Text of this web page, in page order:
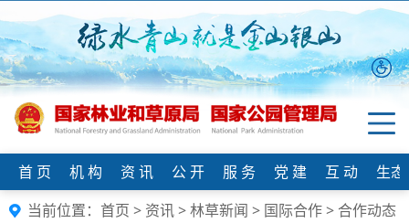
首 页 机 构 资 讯 公 开 服 务 党 建 互 动
生
当前位置： 首页 > 资讯>林草新闻 > 国际合作> 合作动态